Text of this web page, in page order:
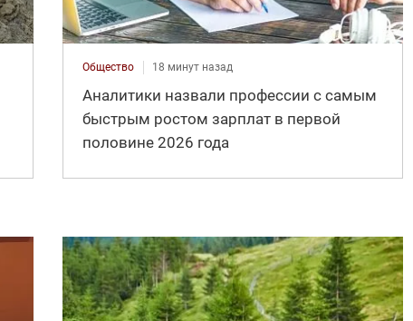
Общество 18 минут назад
Аналитики назвали профессии с самым
быстрым ростом зарплат в первой
половине 2026 года